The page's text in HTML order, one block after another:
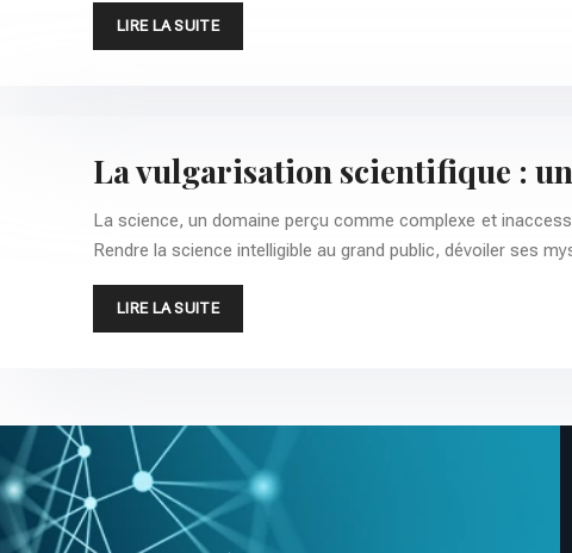
LIRE LA SUITE
La vulgarisation scientifique :
La science, un domaine perçu comme complexe et
Rendre la science intelligible au grand public, dévoiler ses
LIRE LA SUITE